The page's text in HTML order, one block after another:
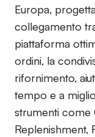
Europa,
collegamento
piattaforma
ordini, la
rifornimento,
tempo e a
strumenti come
Replenishment,